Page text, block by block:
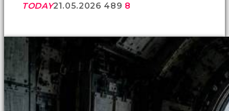
TODAY21.05.2026 489 8